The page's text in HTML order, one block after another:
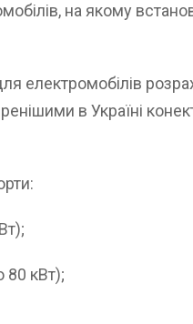
на якому
електромобілів
в Україні
80 кВт);